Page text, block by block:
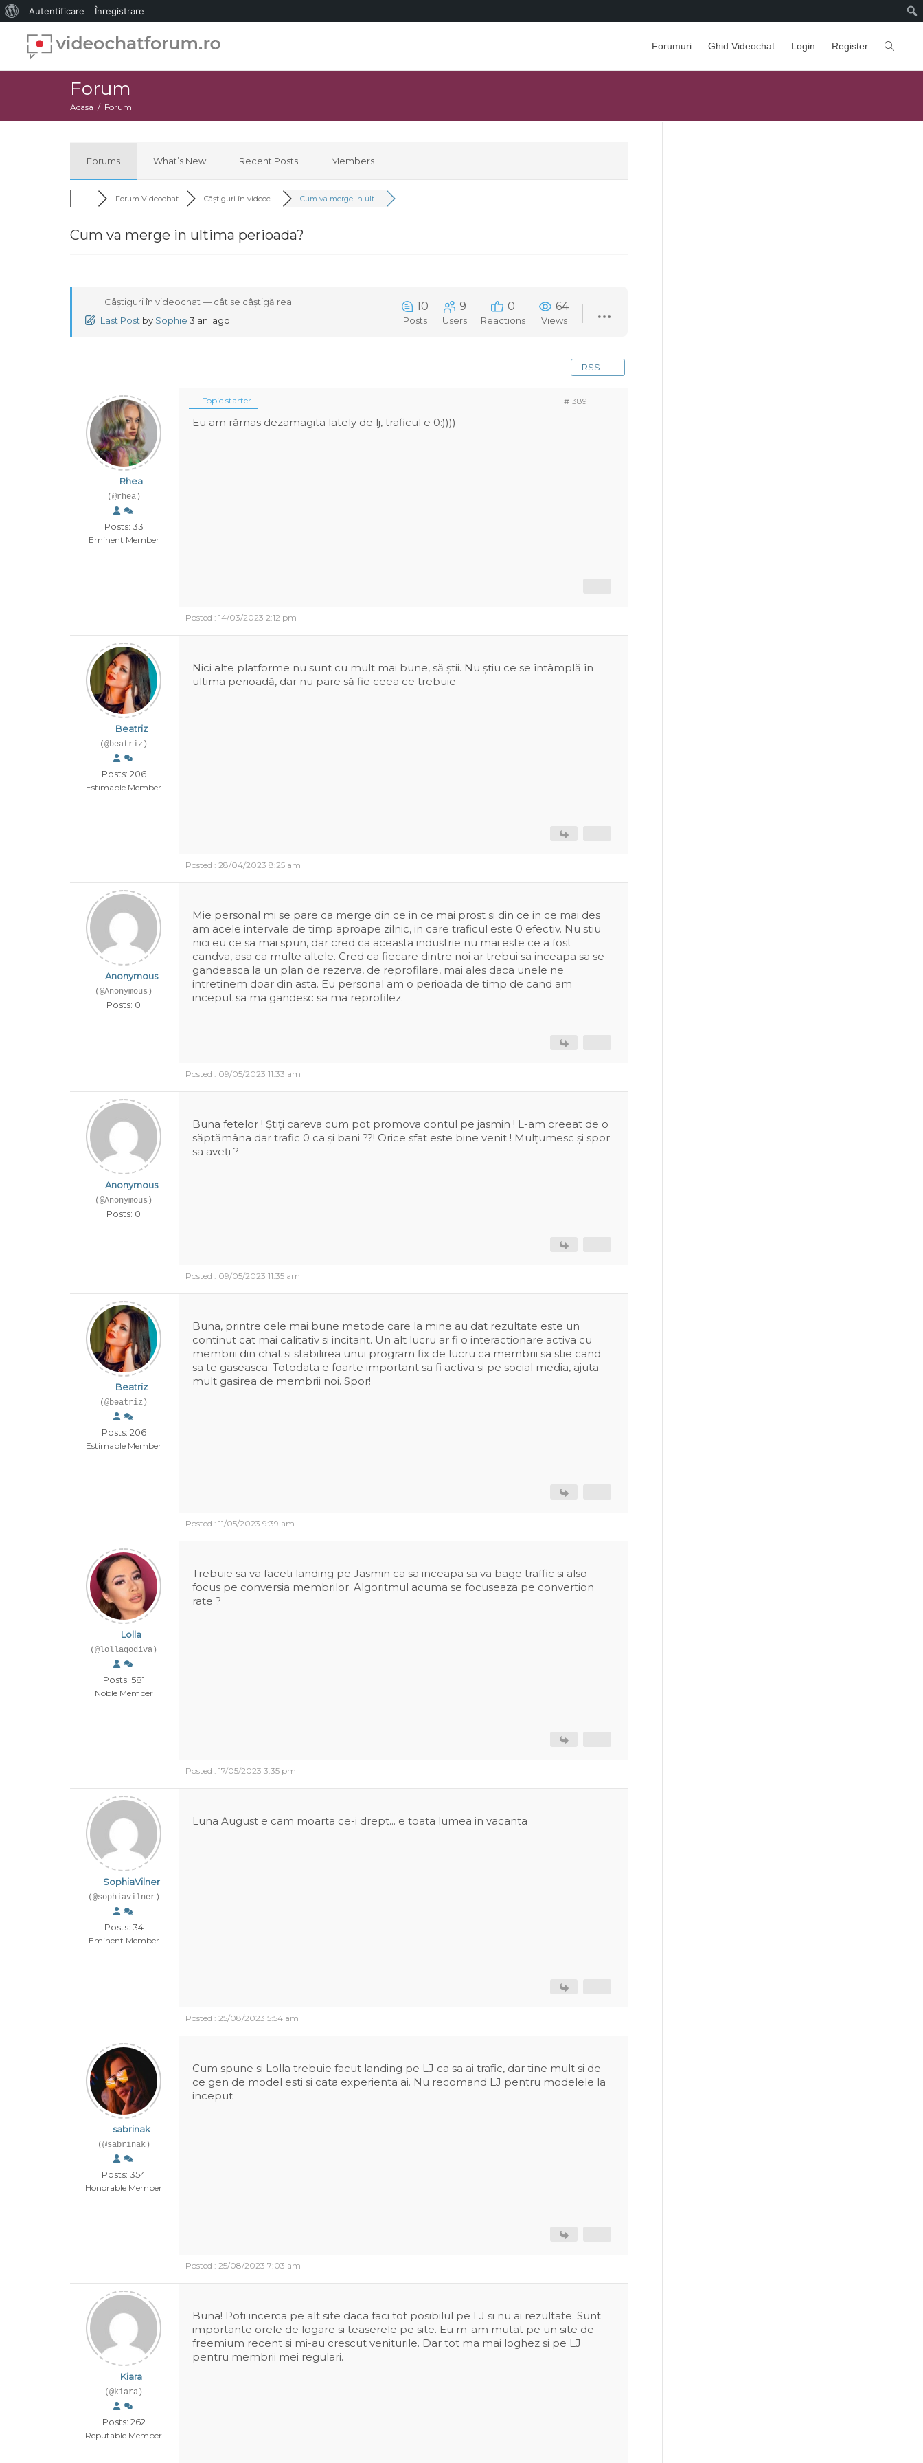
Despre
WordPress
Autentificare Înregistrare
Forumuri Ghid Videochat Login Register
Forum
Acasa Forum
Forums What’s New Recent Posts Members
Forum Videochat Câștiguri în videoc... Cum va merge in ult...
Cum va merge in ultima perioada?
Câștiguri în videochat — cât se câștigă real
Last Post by Sophie 3 ani ago
10
Posts
9
Users
0
Reactions
64
Views
RSS
Rhea
(@rhea)
Posts: 33
Eminent Member
Topic starter [#1389]
Eu am rămas dezamagita lately de lj, traficul e 0:))))
Posted : 14/03/2023 2:12 pm
Beatriz
(@beatriz)
Posts: 206
Estimable Member
Nici alte platforme nu sunt cu mult mai bune, să știi. Nu știu ce se întâmplă în
ultima perioadă, dar nu pare să fie ceea ce trebuie
Posted : 28/04/2023 8:25 am
Anonymous
(@Anonymous)
Posts: 0
Mie personal mi se pare ca merge din ce in ce mai prost si din ce in ce mai des
am acele intervale de timp aproape zilnic, in care traficul este 0 efectiv. Nu stiu
nici eu ce sa mai spun, dar cred ca aceasta industrie nu mai este ce a fost
candva, asa ca multe altele. Cred ca fiecare dintre noi ar trebui sa inceapa sa se
gandeasca la un plan de rezerva, de reprofilare, mai ales daca unele ne
intretinem doar din asta. Eu personal am o perioada de timp de cand am
inceput sa ma gandesc sa ma reprofilez.
Posted : 09/05/2023 11:33 am
Anonymous
(@Anonymous)
Posts: 0
Buna fetelor ! Știți careva cum pot promova contul pe jasmin ! L-am creeat de o
săptămâna dar trafic 0 ca și bani ??! Orice sfat este bine venit ! Mulțumesc și spor
sa aveți ?
Posted : 09/05/2023 11:35 am
Beatriz
(@beatriz)
Posts: 206
Estimable Member
Buna, printre cele mai bune metode care la mine au dat rezultate este un
continut cat mai calitativ si incitant. Un alt lucru ar fi o interactionare activa cu
membrii din chat si stabilirea unui program fix de lucru ca membrii sa stie cand
sa te gaseasca. Totodata e foarte important sa fi activa si pe social media, ajuta
mult gasirea de membrii noi. Spor!
Posted : 11/05/2023 9:39 am
Lolla
(@lollagodiva)
Posts: 581
Noble Member
Trebuie sa va faceti landing pe Jasmin ca sa inceapa sa va bage traffic si also
focus pe conversia membrilor. Algoritmul acuma se focuseaza pe convertion
rate ?
Posted : 17/05/2023 3:35 pm
SophiaVilner
(@sophiavilner)
Posts: 34
Eminent Member
Luna August e cam moarta ce-i drept... e toata lumea in vacanta
Posted : 25/08/2023 5:54 am
sabrinak
(@sabrinak)
Posts: 354
Honorable Member
Cum spune si Lolla trebuie facut landing pe LJ ca sa ai trafic, dar tine mult si de
ce gen de model esti si cata experienta ai. Nu recomand LJ pentru modelele la
inceput
Posted : 25/08/2023 7:03 am
Kiara
(@kiara)
Posts: 262
Reputable Member
Buna! Poti incerca pe alt site daca faci tot posibilul pe LJ si nu ai rezultate. Sunt
importante orele de logare si teaserele pe site. Eu m-am mutat pe un site de
freemium recent si mi-au crescut veniturile. Dar tot ma mai loghez si pe LJ
pentru membrii mei regulari.